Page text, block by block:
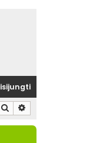
Ieškoti